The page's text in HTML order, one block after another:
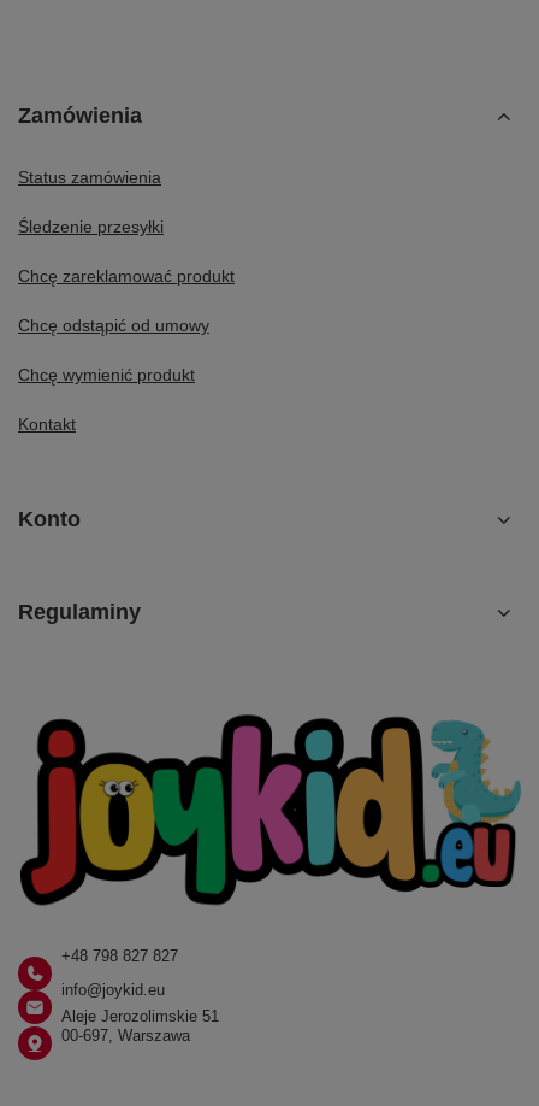
Zamówienia
Status zamówienia
Śledzenie przesyłki
Chcę zareklamować produkt
Chcę odstąpić od umowy
Chcę wymienić produkt
Kontakt
Konto
Regulaminy
+48 798 827 827
info@joykid.eu
Aleje Jerozolimskie 51
00-697, Warszawa